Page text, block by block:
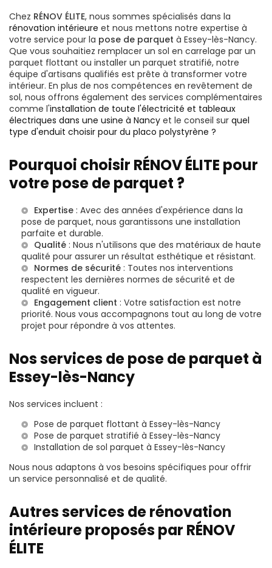
Chez RÉNOV ÉLITE, nous sommes spécialisés dans la
rénovation intérieure et nous mettons notre expertise à
votre service pour la pose de parquet à Essey-lès-Nancy.
Que vous souhaitiez remplacer un sol en carrelage par un
parquet flottant ou installer un parquet stratifié, notre
équipe d'artisans qualifiés est prête à transformer votre
intérieur. En plus de nos compétences en revêtement de
sol, nous offrons également des services complémentaires
comme l'installation de toute l'électricité et tableaux
électriques dans une usine à Nancy et le conseil sur quel
type d'enduit choisir pour du placo polystyrène ?
Pourquoi choisir RÉNOV ÉLITE pour
votre pose de parquet ?
Expertise : Avec des années d'expérience dans la
pose de parquet, nous garantissons une installation
parfaite et durable.
Qualité : Nous n'utilisons que des matériaux de haute
qualité pour assurer un résultat esthétique et résistant.
Normes de sécurité : Toutes nos interventions
respectent les dernières normes de sécurité et de
qualité en vigueur.
Engagement client : Votre satisfaction est notre
priorité. Nous vous accompagnons tout au long de votre
projet pour répondre à vos attentes.
Nos services de pose de parquet à
Essey-lès-Nancy
Nos services incluent :
Pose de parquet flottant à Essey-lès-Nancy
Pose de parquet stratifié à Essey-lès-Nancy
Installation de sol parquet à Essey-lès-Nancy
Nous nous adaptons à vos besoins spécifiques pour offrir
un service personnalisé et de qualité.
Autres services de rénovation
intérieure proposés par RÉNOV
ÉLITE